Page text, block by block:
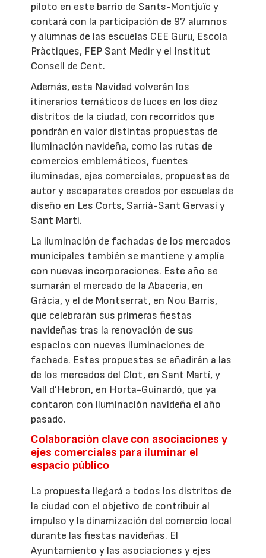
piloto en este barrio de Sants-Montjuïc y
contará con la participación de 97 alumnos
y alumnas de las escuelas CEE Guru, Escola
Pràctiques, FEP Sant Medir y el Institut
Consell de Cent.
Además, esta Navidad volverán los
itinerarios temáticos de luces en los diez
distritos de la ciudad, con recorridos que
pondrán en valor distintas propuestas de
iluminación navideña, como las rutas de
comercios emblemáticos, fuentes
iluminadas, ejes comerciales, propuestas de
autor y escaparates creados por escuelas de
diseño en Les Corts, Sarrià-Sant Gervasi y
Sant Martí.
La iluminación de fachadas de los mercados
municipales también se mantiene y amplía
con nuevas incorporaciones. Este año se
sumarán el mercado de la Abaceria, en
Gràcia, y el de Montserrat, en Nou Barris,
que celebrarán sus primeras fiestas
navideñas tras la renovación de sus
espacios con nuevas iluminaciones de
fachada. Estas propuestas se añadirán a las
de los mercados del Clot, en Sant Martí, y
Vall d’Hebron, en Horta-Guinardó, que ya
contaron con iluminación navideña el año
pasado.
Colaboración clave con asociaciones y
ejes comerciales para iluminar el
espacio público
La propuesta llegará a todos los distritos de
la ciudad con el objetivo de contribuir al
impulso y la dinamización del comercio local
durante las fiestas navideñas. El
Ayuntamiento y las asociaciones y ejes